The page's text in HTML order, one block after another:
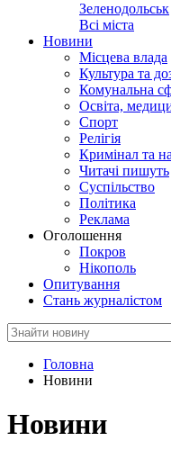
Зеленодольськ
Всі міста
Новини
Місцева влада
Культура та
Комунальна
Освіта,
Спорт
Релігія
Кримінал та
Читачі пишуть
Суспільство
Політика
Реклама
Оголошення
Покров
Нікополь
Опитування
Стань журналістом
Головна
Новини
Новини